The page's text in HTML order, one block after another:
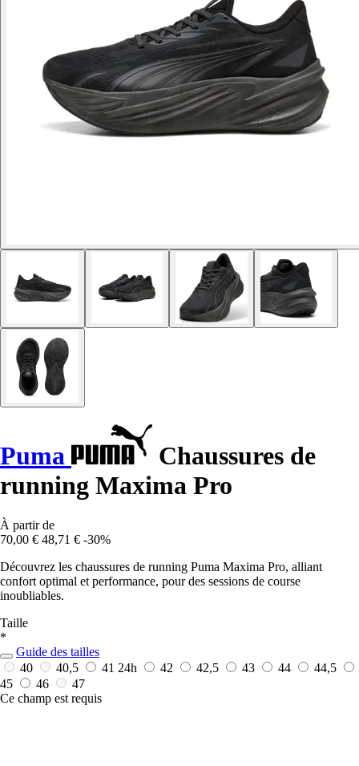
Puma
Chaussures de
running Maxima Pro
À partir de
70,00 € 48,71 € -30%
Découvrez les chaussures de running Puma Maxima Pro, alliant
confort optimal et performance, pour des sessions de course
inoubliables.
Taille
*
Guide des tailles
40
40,5 41 24h 42 42,5 43 44
44,5
45
46
47
Ce champ est requis